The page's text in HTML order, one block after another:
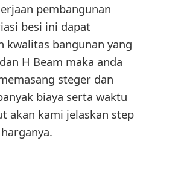
pembangunan
besi ini dapat
kwalitas bangunan yang
H Beam maka anda
steger dan
biaya serta waktu
akan kami jelaskan step